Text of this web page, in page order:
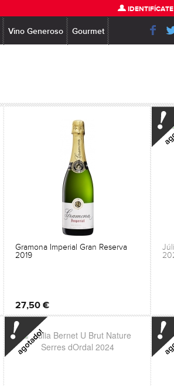
IDENTIFÍCATE
Vino Generoso Gourmet
Gramona Imperial Gran Reserva
2019
27,50 €